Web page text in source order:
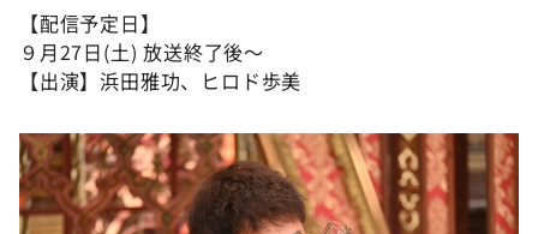
【配信予定日】
９月27日(土) 放送終了後～
【出演】浜田雅功、ヒロド歩美